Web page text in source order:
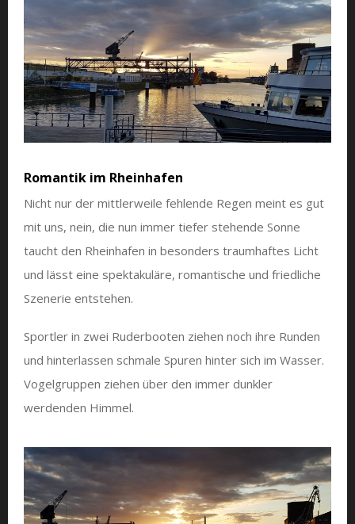
Romantik im Rheinhafen
Nicht nur der mittlerweile fehlende Regen meint es gut
mit uns, nein, die nun immer tiefer stehende Sonne
taucht den Rheinhafen in besonders traumhaftes Licht
und lässt eine spektakuläre, romantische und friedliche
Szenerie entstehen.
Sportler in zwei Ruderbooten ziehen noch ihre Runden
und hinterlassen schmale Spuren hinter sich im Wasser.
Vogelgruppen ziehen über den immer dunkler
werdenden Himmel.